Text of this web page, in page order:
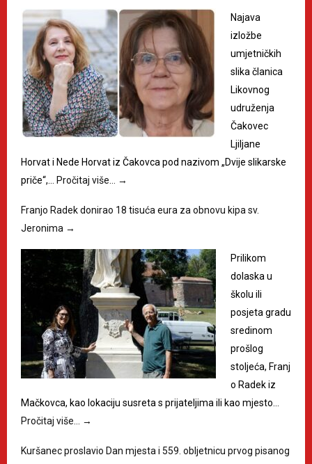
Najava
izložbe
umjetničkih
slika članica
Likovnog
udruženja
Čakovec
Ljiljane
Horvat i Nede Horvat iz Čakovca pod nazivom „Dvije slikarske
priče“,…
Pročitaj više… →
Franjo Radek donirao 18 tisuća eura za obnovu kipa sv.
Jeronima →
Prilikom
dolaska u
školu ili
posjeta gradu
sredinom
prošlog
stoljeća, Franj
o Radek iz
Mačkovca, kao lokaciju susreta s prijateljima ili kao mjesto…
Pročitaj više…
→
Kuršanec proslavio Dan mjesta i 559. obljetnicu prvog pisanog